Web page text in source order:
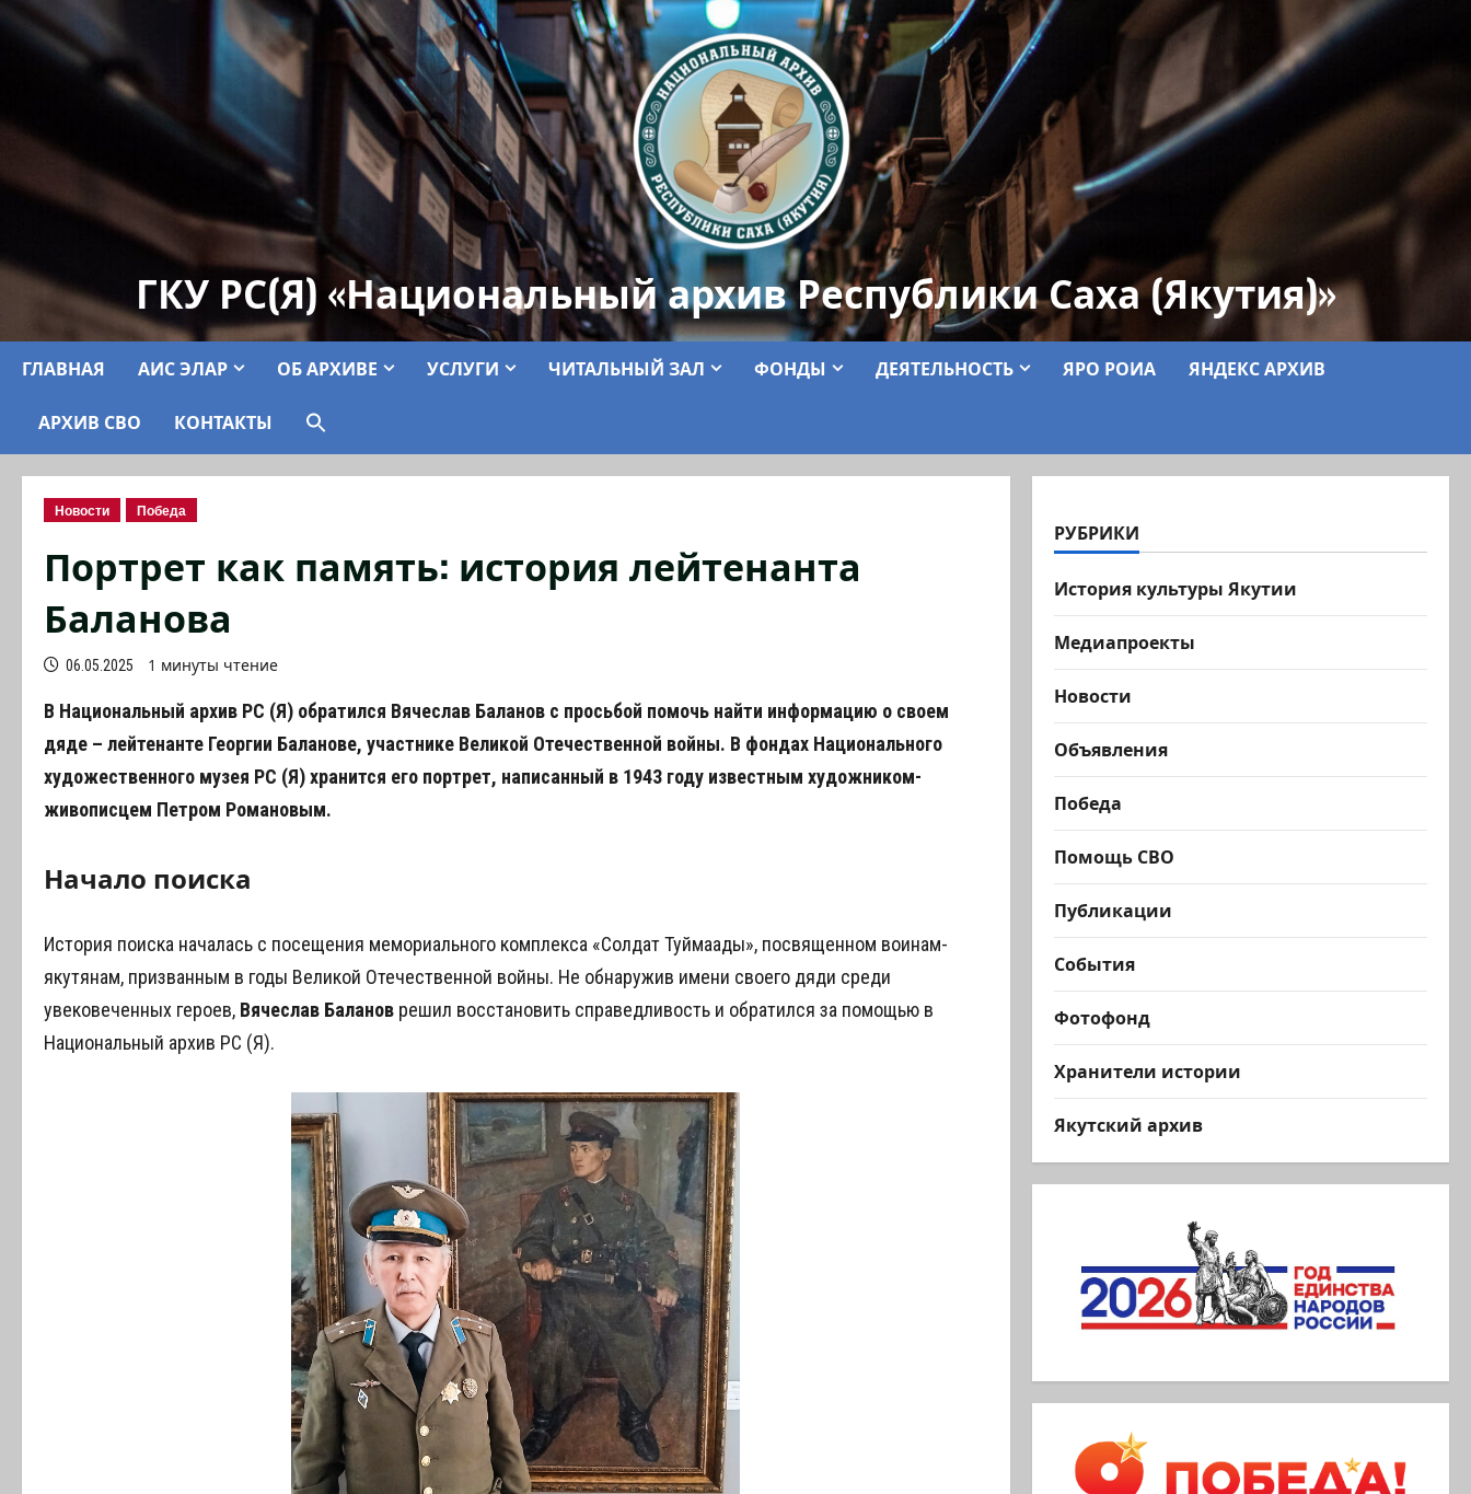
ГКУ РС(Я) «Национальный архив Республики Саха (Якутия)»
ГЛАВНАЯ АИС ЭЛАР ОБ АРХИВЕ УСЛУГИ ЧИТАЛЬНЫЙ ЗАЛ ФОНДЫ ДЕЯТЕЛЬНОСТЬ ЯРО РОИА ЯНДЕКС АРХИВ
АРХИВ СВО КОНТАКТЫ
Новости Победа
Портрет как память: история лейтенанта
Баланова
06.05.2025 1 минуты чтение
В Национальный архив РС (Я) обратился Вячеслав Баланов с просьбой помочь найти информацию о своем
дяде – лейтенанте Георгии Баланове, участнике Великой Отечественной войны. В фондах Национального
художественного музея РС (Я) хранится его портрет, написанный в 1943 году известным художником-
живописцем Петром Романовым.
Начало поиска
История поиска началась с посещения мемориального комплекса «Солдат Туймаады», посвященном воинам-
якутянам, призванным в годы Великой Отечественной войны. Не обнаружив имени своего дяди среди
увековеченных героев, Вячеслав Баланов решил восстановить справедливость и обратился за помощью в
Национальный архив РС (Я).
РУБРИКИ
История культуры Якутии
Медиапроекты
Новости
Объявления
Победа
Помощь СВО
Публикации
События
Фотофонд
Хранители истории
Якутский архив